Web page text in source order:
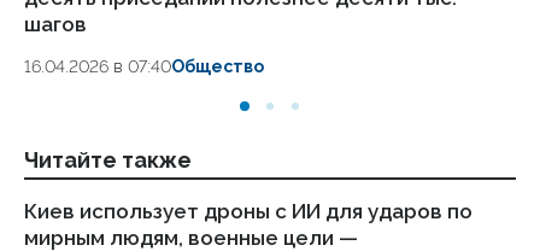
шагов
16.04.2026 в 07:40Общество
Читайте также
Киев использует дроны с ИИ для ударов по
мирным людям, военные цели —